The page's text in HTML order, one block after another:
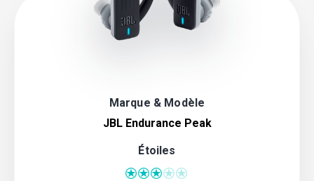
Marque & Modèle
JBL Endurance Peak
Étoiles